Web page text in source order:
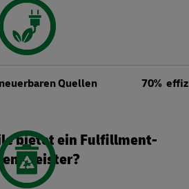
Quellen 70%
bietet ein Fulfillment-